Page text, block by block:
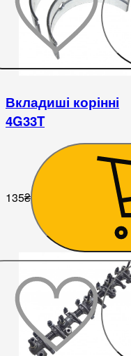
Вкладиші корінні
4G33T
135₴